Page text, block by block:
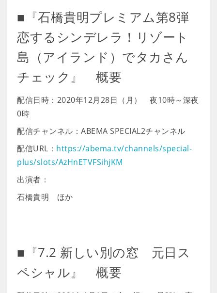
■『石橋貴明プレミアム第8弾
恋するシンデレラ！リゾート
島（アイランド）でタカさん
チェック』 概要
配信日時：2020年12月28日（月） 夜10時～深夜
0時
配信チャンネル：ABEMA SPECIAL2チャンネル
配信URL： https://abema.tv/channels/special-
plus/slots/AzHnETVFSihjKM
出演者：
石橋貴明 ほか
■『7.2 新しい別の窓 元日ス
ペシャル』 概要